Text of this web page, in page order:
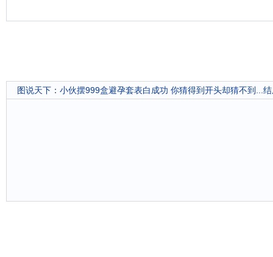
图说天下 ： 小伙摆999盒避孕套表白成功 你猜得到开头却猜不到...